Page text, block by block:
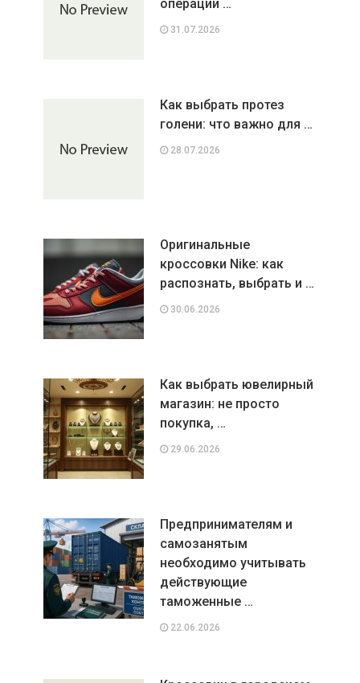
операции …
31.07.2026
Как выбрать протез
голени: что важно для …
28.07.2026
Оригинальные
кроссовки Nike: как
распознать, выбрать и …
30.06.2026
Как выбрать ювелирный
магазин: не просто
покупка, …
29.06.2026
Предпринимателям и
самозанятым
необходимо учитывать
действующие
таможенные …
22.06.2026